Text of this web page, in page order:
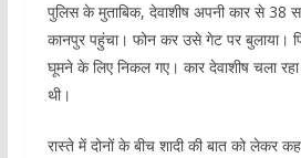
पुलिस के मुताबिक, देवाशीष अपनी कार से 38
कानपुर पहुंचा। फोन कर उसे गेट पर बुलाया।
घूमने के लिए निकल गए। कार देवाशीष चला
थी।
रास्ते में दोनों के बीच शादी की बात को लेकर